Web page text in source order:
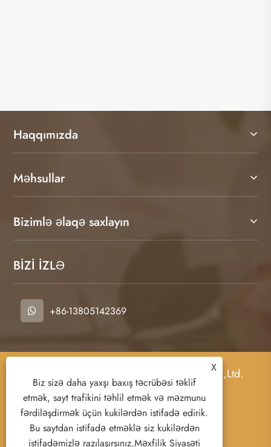
Haqqımızda
Məhsullar
Bizimlə əlaqə saxlayın
BİZİ İZLƏ
+86-13805142369
Copyright © 2026 Nanjing FNAT Chemical Co.,Ltd.
Bütün hüquqlar qorunur.
Links Sitemap RSS
XML
X
Biz sizə daha yaxşı baxış təcrübəsi təklif
etmək, sayt trafikini təhlil etmək və məzmunu
fərdiləşdirmək üçün kukilərdən istifadə edirik.
Bu saytdan istifadə etməklə siz kukilərdən
istifadəmizlə razılaşırsınız.Məxfilik Siyasəti